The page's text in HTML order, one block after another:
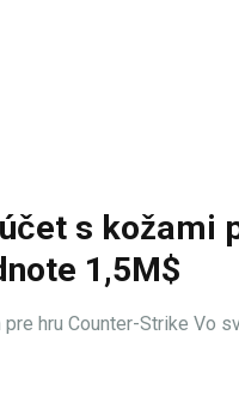
s kožami
1,5M$
hru Counter-Strike Vo